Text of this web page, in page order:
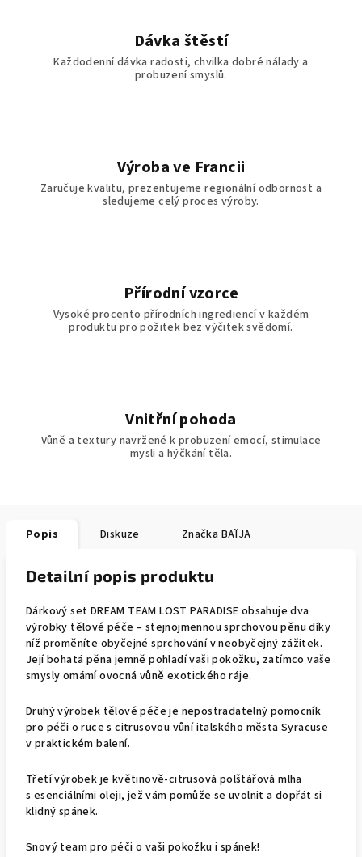
Dávka štěstí
Každodenní dávka radosti, chvilka dobré nálady a
probuzení smyslů.
Výroba ve Francii
Zaručuje kvalitu, prezentujeme regionální odbornost a
sledujeme celý proces výroby.
Přírodní vzorce
Vysoké procento přírodních ingrediencí v každém
produktu pro požitek bez výčitek svědomí.
Vnitřní pohoda
Vůně a textury navržené k probuzení emocí, stimulace
mysli a hýčkání těla.
Popis Diskuze Značka BAÏJA
Detailní popis produktu
Dárkový set DREAM TEAM LOST PARADISE obsahuje dva
výrobky tělové péče – stejnojmennou sprchovou pěnu díky
níž proměníte obyčejné sprchování v neobyčejný zážitek.
Její bohatá pěna jemně pohladí vaši pokožku, zatímco vaše
smysly omámí ovocná vůně exotického ráje.
Druhý výrobek tělové péče je nepostradatelný pomocník
pro péči o ruce s citrusovou vůní italského města Syracuse
v praktickém balení.
Třetí výrobek je květinově-citrusová polštářová mlha
s esenciálními oleji, jež vám pomůže se uvolnit a dopřát si
klidný spánek.
Snový team pro péči o vaši pokožku i spánek!